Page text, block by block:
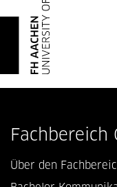
Fachbereich
Über den